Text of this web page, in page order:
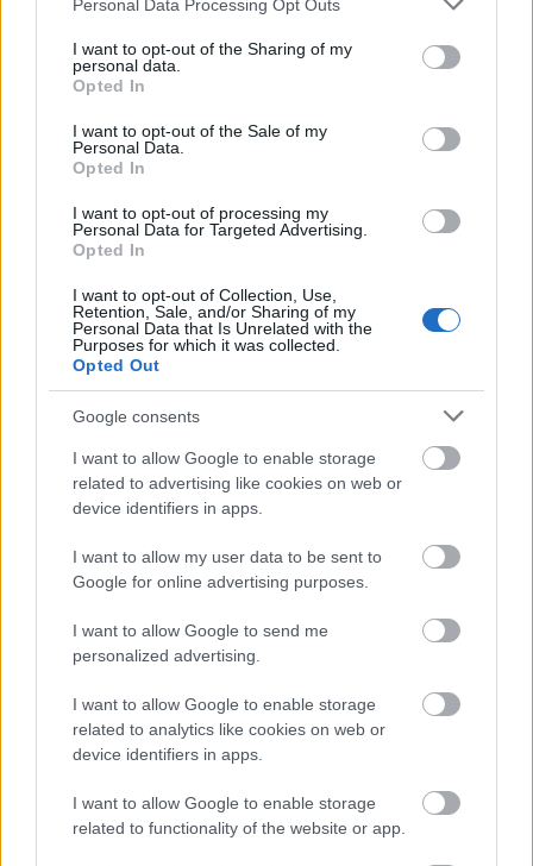
not limited to your visit or usage behaviour. You may click to
grant or deny consent to Google and its third-party tags to
use your data for below specified purposes in below Google
consent section.
Personal Data Processing Opt Outs
I want to opt-out of the Sharing of my
personal data.
Opted In
I want to opt-out of the Sale of my
Personal Data.
Opted In
I want to opt-out of processing my
Personal Data for Targeted Advertising.
Opted In
I want to opt-out of Collection, Use,
Retention, Sale, and/or Sharing of my
Personal Data that Is Unrelated with the
Purposes for which it was collected.
Opted Out
Google consents
I want to allow Google to enable storage
related to advertising like cookies on web or
device identifiers in apps.
I want to allow my user data to be sent to
Google for online advertising purposes.
I want to allow Google to send me
personalized advertising.
I want to allow Google to enable storage
related to analytics like cookies on web or
device identifiers in apps.
I want to allow Google to enable storage
related to functionality of the website or app.
életemben részt vettem. Más embernek látom
magam a tükörben ahhoz a ponthoz képest, ahogy
elkezdtem befejezni és összehúzni ennyi történetet.
Sosem dolgoztam még producerrel ennyire szorosan
együtt. Sokat tanultam a zenéről ismét. Az utolsó
hetekben már konkrétan technikailag bent éltünk a
stúdióban. Olyan volt, mint egy beköltözős hip-hop
A lemez utolsó sorát 00:00-kor vettem fel március 2-
„EZ A FAJTA LÁNG ONE IN A MILLION” – ANUBII$
KEDVENC 2023-AS ZENÉI
című mixtape hangzásvilágáért a szintén erdélyi
kezdőANUBII$felelt. Rajta kívül a zenéken többek
között Hundred Sins, a toldyuuso,Dom Beats
Dan Pinto(Wavy kollektíva),alprite,Kovács
Gerrison,Baba Aziz, Miller Dávid
egy legendás római kiránduláson, az utómunka és a
tracklist is az ő munkája. A lemezen 18 dal és két
és néhány szám még így is lemaradt az albumról,
vagy az utolsó percekben változott, ezért az sem
közeljövőben.